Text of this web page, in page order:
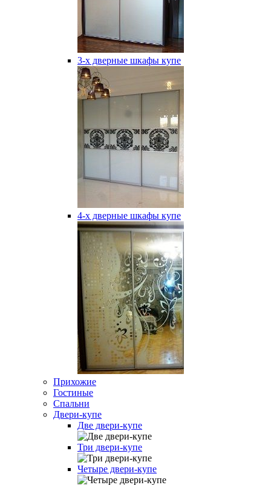
3-х дверные шкафы купе
4-х дверные шкафы купе
Прихожие
Гостиные
Спальни
Двери-купе
Две двери-купе
Три двери-купе
Четыре двери-купе